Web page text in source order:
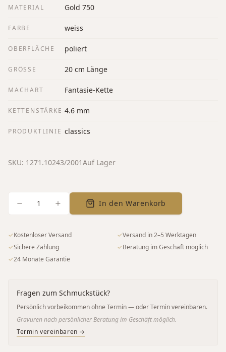
MATERIAL Gold 750
FARBE weiss
OBERFLÄCHE poliert
GRÖSSE 20 cm Länge
MACHART Fantasie-Kette
KETTENSTÄRKE 4.6 mm
PRODUKTLINIE classics
SKU: 1271.10243/2001Auf Lager
1 In den Warenkorb
✓Kostenloser Versand ✓Versand in 2–5 Werktagen
✓Sichere Zahlung ✓Beratung im Geschäft möglich
✓24 Monate Garantie
Fragen zum Schmuckstück?
Persönlich vorbeikommen ohne Termin — oder Termin vereinbaren.
Gravuren nach persönlicher Beratung im Geschäft möglich.
Termin vereinbaren →